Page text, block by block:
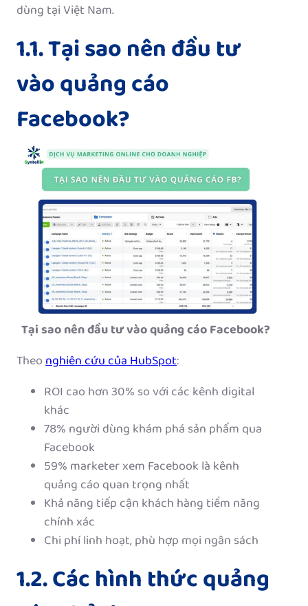
dùng tại Việt Nam.
1.1. Tại sao nên đầu tư
vào quảng cáo
Facebook?
Tại sao nên đầu tư vào quảng cáo Facebook?
Theonghiên cứu của HubSpot:
ROI cao hơn 30% so với các kênh digital
khác
78% người dùng khám phá sản phẩm qua
Facebook
59% marketer xem Facebook là kênh
quảng cáo quan trọng nhất
Khả năng tiếp cận khách hàng tiềm năng
chính xác
Chi phí linh hoạt, phù hợp mọi ngân sách
1.2. Các hình thức quảng